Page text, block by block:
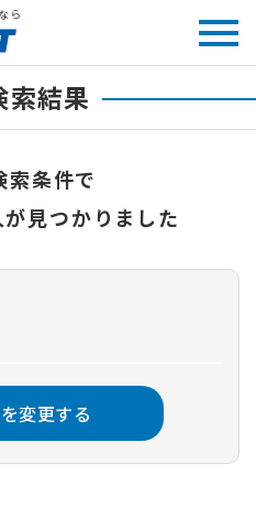
ら
結果
索条件で
見つかりました
変更する